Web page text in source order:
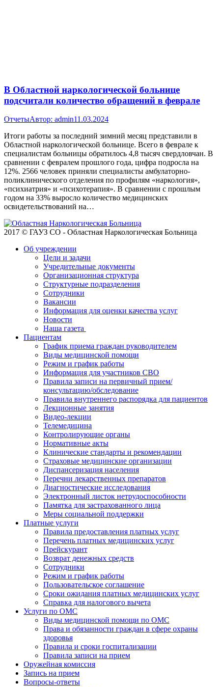
В Областной наркологической больнице
подсчитали количество обращений в феврале
ОтчетыАвтор: admin11.03.2024
Итоги работы за последний зимний месяц представили в
Областной наркологической больнице. Всего в феврале к
специалистам больницы обратилось 4,8 тысяч свердловчан. В
сравнении с февралем прошлого года, цифра подросла на
12%. 2566 человек приняли специалисты амбулаторно-
поликлинического отделения по профилям «наркология»,
«психиатрия» и «психотерапия». В сравнении с прошлым
годом на 33% выросло количество медицинских
освидетельствований на…
2017 © ГАУЗ СО - Областная Наркологическая Больница
Об учреждении
Цели и задачи
Учредительные документы
Организационная структура
Структурные подразделения
Сотрудники
Вакансии
Информация для оценки качества услуг
Новости
​​Наша газета
Пациентам
График приема граждан руководителем
Виды медицинской помощи
Режим и график работы
Информация для участников СВО
Правила записи на первичный прием/
консультацию/обследование
Правила внутреннего распорядка для пациентов
Лекционные занятия
Видео-лекции
Телемедицина
Контролирующие органы
Нормативные акты
Клинические стандарты и рекомендации
Страховые медицинские организации
Диспансеризация населения
Перечни лекарственных препаратов
Диагностические исследования
Электронный листок нетрудоспособности
Памятка для застрахованного лица
Меры социальной поддержки
Платные услуги
Правила предоставления платных услуг
Перечень платных медицинских услуг
Прейскурант
Возврат денежных средств
Сотрудники
Режим и график работы
Пользовательское соглашение
Сроки ожидания платных медицинских услуг
Справка для налогового вычета
Услуги по ОМС
Виды медицинской помощи по ОМС
Права и обязанности граждан в сфере охраны
здоровья
Правила и сроки госпитализации
Правила записи на прием
Оружейная комиссия
Запись на прием
Вопросы-ответы